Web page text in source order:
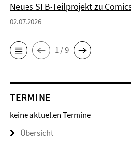
Neues SFB-Teilprojekt zu
02.07.2026
1 / 9
TERMINE
keine aktuellen Termine
Übersicht